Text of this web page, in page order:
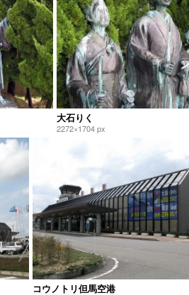
大石りく
2272×1704 px
コウノトリ但馬空港